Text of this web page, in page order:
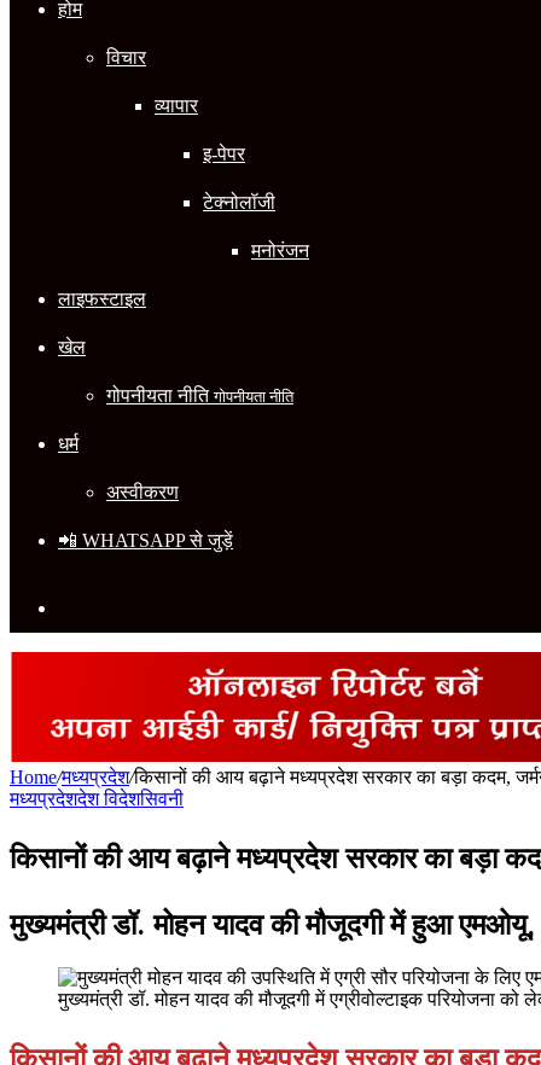
होम
विचार
व्यापार
इ-पेपर
टेक्नोलॉजी
मनोरंजन
लाइफस्टाइल
खेल
गोपनीयता नीतिगोपनीयता नीति
धर्म
अस्वीकरण
📲 WHATSAPP से जुड़ें
for
Home/मध्यप्रदेश/किसानों की आय बढ़ाने मध्यप्रदेश सरकार का बड़ा कदम,
मध्यप्रदेशदेश विदेशसिवनी
किसानों की आय बढ़ाने मध्यप्रदेश सरकार का बड़ा
मुख्यमंत्री डॉ. मोहन यादव की मौजूदगी में हुआ एमओयू,
मुख्यमंत्री डॉ. मोहन यादव की मौजूदगी में एग्रीवोल्टाइक परियोजना
किसानों की आय बढ़ाने मध्यप्रदेश सरकार का बड़ा